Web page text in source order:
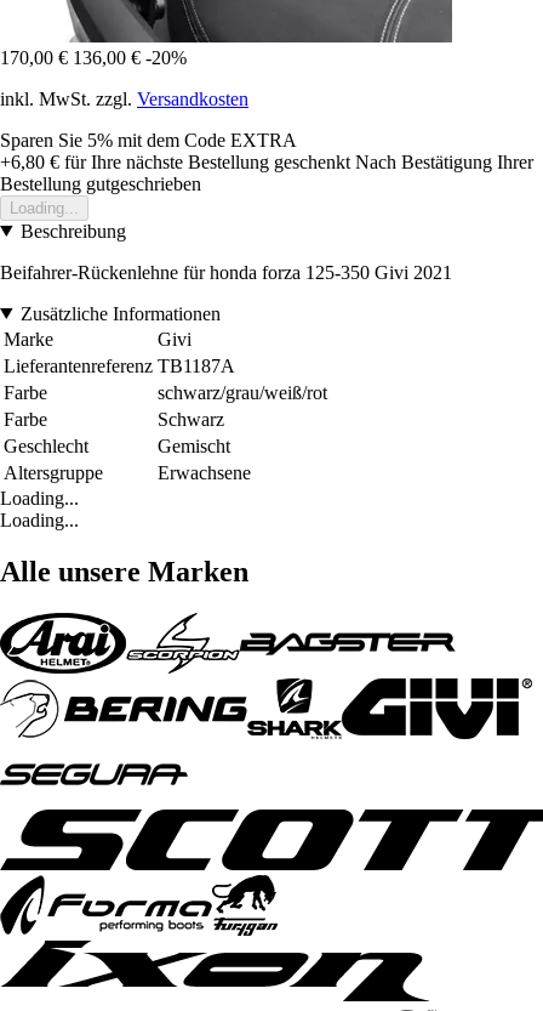
170,00 € 136,00 € -20%
inkl. MwSt. zzgl. Versandkosten
Sparen Sie 5% mit dem Code EXTRA
+6,80 € für Ihre nächste Bestellung geschenkt Nach Bestätigung Ihrer
Bestellung gutgeschrieben
Loading...
Beschreibung
Beifahrer-Rückenlehne für honda forza 125-350 Givi 2021
Zusätzliche Informationen
Marke
Givi
Lieferantenreferenz TB1187A
Farbe
schwarz/grau/weiß/rot
Farbe
Schwarz
Geschlecht
Gemischt
Altersgruppe
Erwachsene
Loading...
Loading...
Alle unsere Marken